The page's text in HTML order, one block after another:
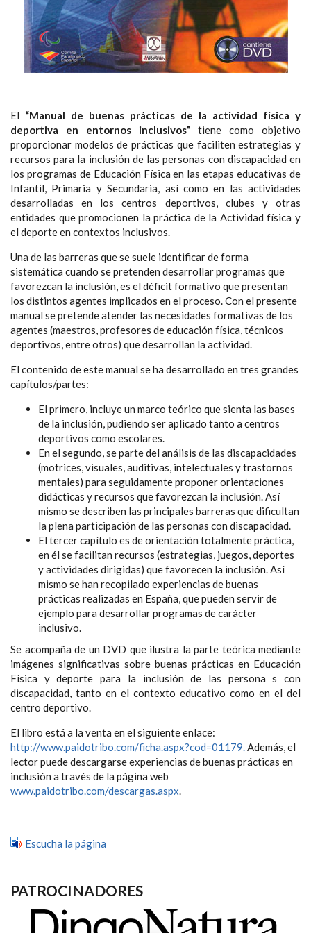
El “Manual de buenas prácticas de la actividad física y
deportiva en entornos inclusivos” tiene como objetivo
proporcionar modelos de prácticas que faciliten estrategias y
recursos para la inclusión de las personas con discapacidad en
los programas de Educación Física en las etapas educativas de
Infantil, Primaria y Secundaria, así como en las actividades
desarrolladas en los centros deportivos, clubes y otras
entidades que promocionen la práctica de la Actividad física y
el deporte en contextos inclusivos.
Una de las barreras que se suele identificar de forma
sistemática cuando se pretenden desarrollar programas que
favorezcan la inclusión, es el déficit formativo que presentan
los distintos agentes implicados en el proceso. Con el presente
manual se pretende atender las necesidades formativas de los
agentes (maestros, profesores de educación física, técnicos
deportivos, entre otros) que desarrollan la actividad.
El contenido de este manual se ha desarrollado en tres grandes
capítulos/partes:
El primero, incluye un marco teórico que sienta las bases
de la inclusión, pudiendo ser aplicado tanto a centros
deportivos como escolares.
En el segundo, se parte del análisis de las discapacidades
(motrices, visuales, auditivas, intelectuales y trastornos
mentales) para seguidamente proponer orientaciones
didácticas y recursos que favorezcan la inclusión. Así
mismo se describen las principales barreras que dificultan
la plena participación de las personas con discapacidad.
El tercer capítulo es de orientación totalmente práctica,
en él se facilitan recursos (estrategias, juegos, deportes
y actividades dirigidas) que favorecen la inclusión. Así
mismo se han recopilado experiencias de buenas
prácticas realizadas en España, que pueden servir de
ejemplo para desarrollar programas de carácter
inclusivo.
Se acompaña de un DVD que ilustra la parte teórica mediante
imágenes significativas sobre buenas prácticas en Educación
Física y deporte para la inclusión de las persona s con
discapacidad, tanto en el contexto educativo como en el del
centro deportivo.
El libro está a la venta en el siguiente enlace:
http://www.paidotribo.com/ficha.aspx?cod=01179.Además, el
lector puede descargarse experiencias de buenas prácticas en
inclusión a través de la página web
www.paidotribo.com/descargas.aspx.
Escucha la página
PATROCINADORES